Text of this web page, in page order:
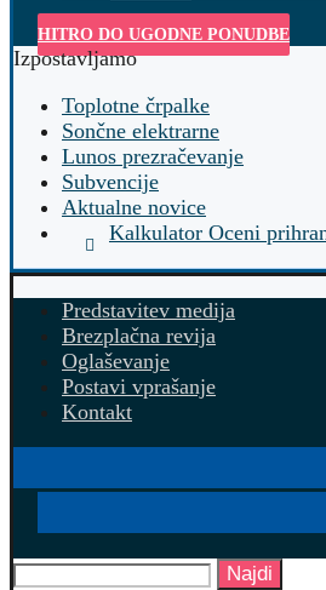
HITRO DO UGODNE PONUDBE
Izpostavljamo
Toplotne črpalke
Sončne elektrarne
Lunos prezračevanje
Subvencije
Aktualne novice
Kalkulator Oceni
Predstavitev medija
Brezplačna revija
Oglaševanje
Postavi vprašanje
Kontakt
Najdi